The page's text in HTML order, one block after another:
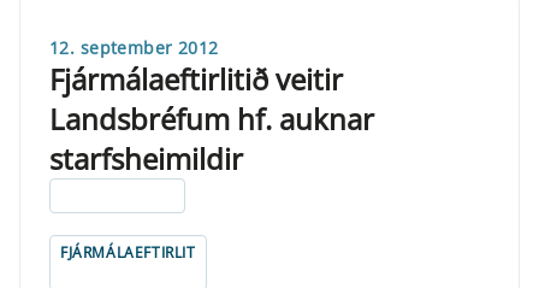
12. september 2012
Fjármálaeftirlitið veitir
Landsbréfum hf. auknar
starfsheimildir
FJÁRMÁLAEFTIRLIT